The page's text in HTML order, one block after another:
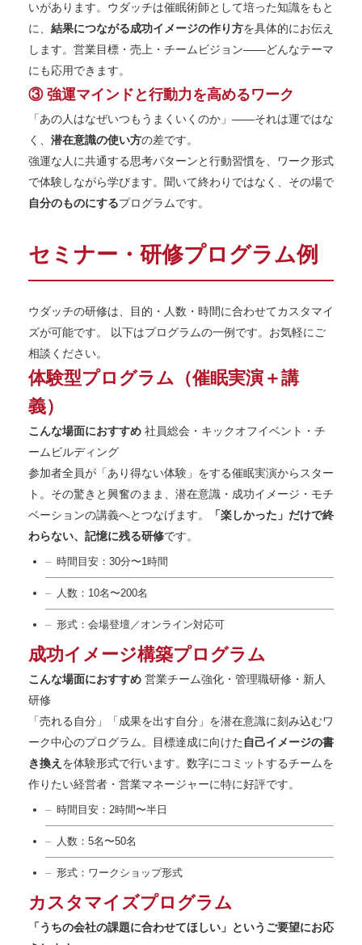
いがあります。ウダッチは催眠術師として培った知識をもと
に、 結果につながる成功イメージの作り方を具体的にお伝え
します。営業目標・売上・チームビジョン——どんなテーマ
にも応用できます。
③ 強運マインドと行動力を高めるワーク
「あの人はなぜいつもうまくいくのか」——それは運ではな
く、 潜在意識の使い方の差です。
強運な人に共通する思考パターンと行動習慣を、ワーク形式
で体験しながら学びます。聞いて終わりではなく、その場で
自分のものにするプログラムです。
セミナー・研修プログラム例
ウダッチの研修は、目的・人数・時間に合わせてカスタマイ
ズが可能です。 以下はプログラムの一例です。お気軽にご
相談ください。
体験型プログラム（催眠実演＋講
義）
こんな場面におすすめ 社員総会・キックオフイベント・チ
ームビルディング
参加者全員が「あり得ない体験」をする催眠実演からスター
ト。その驚きと興奮のまま、潜在意識・成功イメージ・モチ
ベーションの講義へとつなげます。
「楽しかった」だけで終
わらない、記憶に残る研修です。
時間目安：30分〜1時間
人数：10名〜200名
形式：会場登壇／オンライン対応可
成功イメージ構築プログラム
こんな場面におすすめ 営業チーム強化・管理職研修・新人
研修
「売れる自分」「成果を出す自分」を潜在意識に刻み込むワ
ーク中心のプログラム。目標達成に向けた 自己イメージの書
き換え を体験形式で行います。数字にコミットするチームを
作りたい経営者・営業マネージャーに特に好評です。
時間目安：2時間〜半日
人数：5名〜50名
形式：ワークショップ形式
カスタマイズプログラム
「うちの会社の課題に合わせてほしい」というご要望にお応